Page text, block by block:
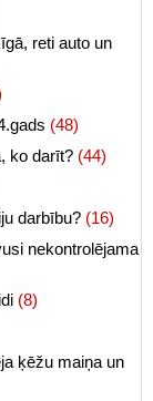
reti auto un
(48)
ko darīt? (44)
darbību? (16)
nekontrolējama
(8)
ķēžu maiņa un